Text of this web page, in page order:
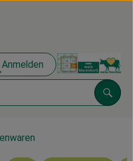
Anmelden
oder